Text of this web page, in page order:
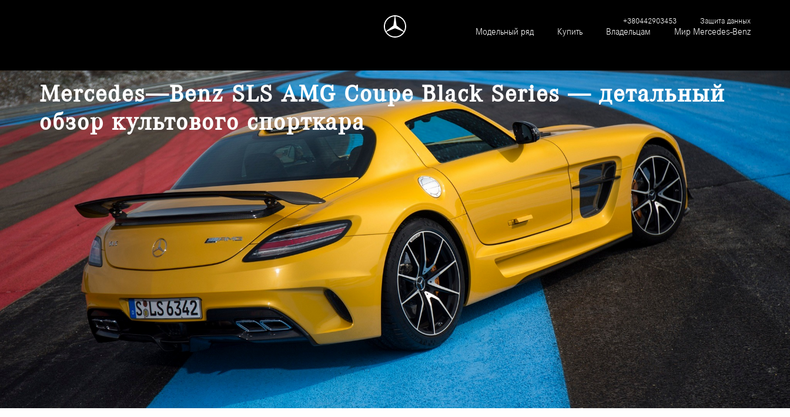
Защита данных
+380442903453
Модельный ряд Купить Владельцам Мир Mercedes-Benz
Mercedes—Benz SLS AMG Coupe Black Series — детальный
обзор культового спорткара